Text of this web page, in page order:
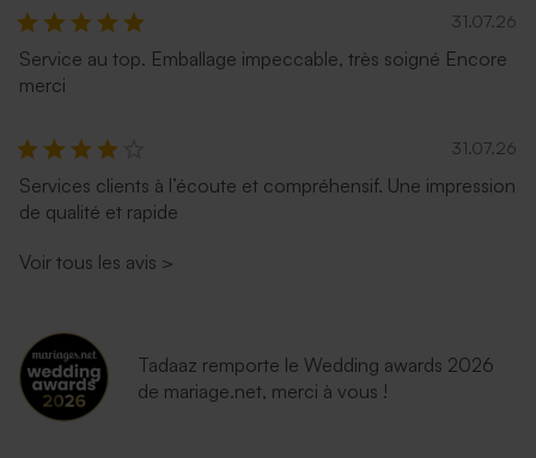
31.07.26
Service au top. Emballage impeccable, très soigné Encore
merci
31.07.26
Services clients à l’écoute et compréhensif. Une impression
de qualité et rapide
Voir tous les avis >
Tadaaz remporte le Wedding awards 2026
de mariage.net, merci à vous !